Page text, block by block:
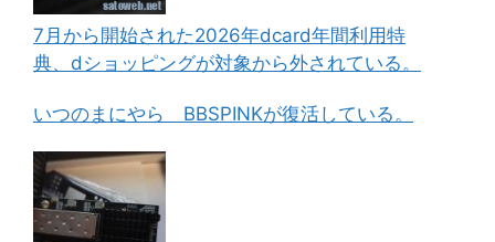
7月から開始された2026年dcard年間利用特
典、dショッピングが対象から外されている。
いつのまにやら BBSPINKが復活している。